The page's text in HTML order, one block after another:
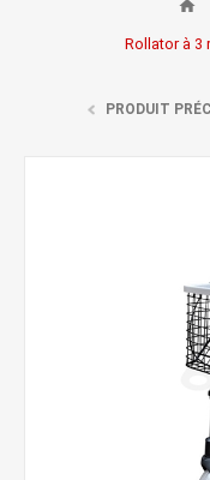
Rollator à 3
PRODUIT